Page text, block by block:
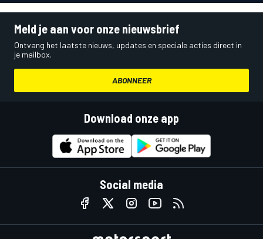
Meld je aan voor onze nieuwsbrief
Ontvang het laatste nieuws, updates en speciale acties direct in
je mailbox.
ABONNEER
Download onze app
Social media